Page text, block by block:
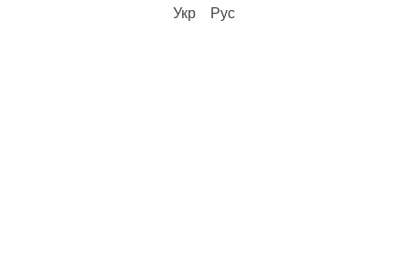
Укр Рус